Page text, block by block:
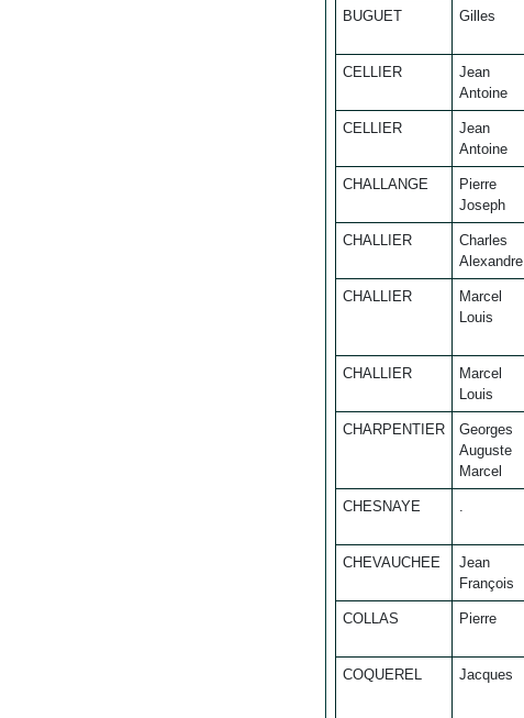
BUGUET Gilles
CELLIER
Jean
Antoine
CELLIER
Jean
Antoine
CHALLANGE
Pierre
Joseph
CHALLIER
Charles
Alexandre
CHALLIER
Marcel
Louis
CHALLIER
Marcel
Louis
CHARPENTIER
Georges
Auguste
Marcel
CHESNAYE .
CHEVAUCHEE
Jean
François
COLLAS Pierre
COQUEREL Jacques